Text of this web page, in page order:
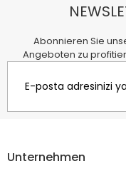
Abonnieren Sie
Angeboten zu
Unternehmen